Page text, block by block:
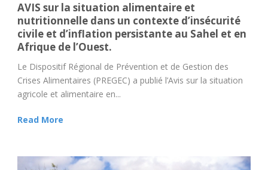
AVIS sur la situation alimentaire et
nutritionnelle dans un contexte d’insécurité
civile et d’inflation persistante au Sahel et en
Afrique de l’Ouest.
Le Dispositif Régional de Prévention et de Gestion des
Crises Alimentaires (PREGEC) a publié l’Avis sur la situation
agricole et alimentaire en...
Read More